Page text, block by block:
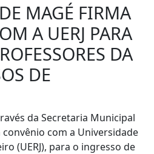
MAGÉ FIRMA
A UERJ PARA
DA
DE
da Secretaria Municipal
com a Universidade
(UERJ), para o ingresso de